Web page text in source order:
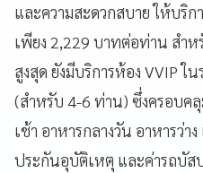
และความสะดวกสบาย ให้บริ
เพียง 2,229 บาทต่อท่าน สำ
สูงสุด ยังมีบริการห้อง VVIP ใ
(สำหรับ 4-6 ท่าน) ซึ่งครอบค
เช้า อาหารกลางวัน อาหารว่า
ประกันอุบัติเหตุ และค่ารถบัส